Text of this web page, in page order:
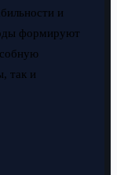
и
формируют
так и